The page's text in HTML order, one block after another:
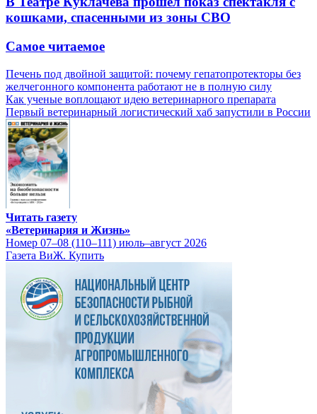
кошками, спасенными из зоны СВО
Самое читаемое
Печень под двойной защитой: почему гепатопротекторы без
желчегонного компонента работают не в полную силу
Как ученые воплощают идею ветеринарного препарата
Первый ветеринарный логистический хаб запустили в России
Читать газету
«Ветеринария и Жизнь»
Номер 07–08 (110–111) июль–август 2026
Газета ВиЖ. Купить